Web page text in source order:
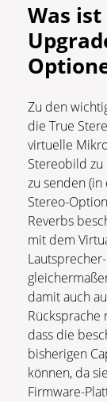
Was
Zu den
die True
virtuelle
Stereobild
zu senden
Stereo-
Reverbs
mit dem
damit auch
Rücksprache
dass die
bisherigen
können, da
Firmware-